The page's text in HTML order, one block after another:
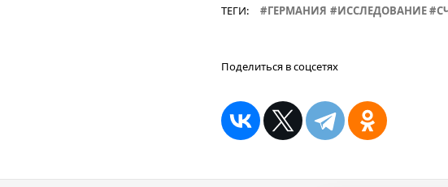
ТЕГИ: ГЕРМАНИЯ ИССЛЕДОВАНИЕ
Поделиться в соцсетях